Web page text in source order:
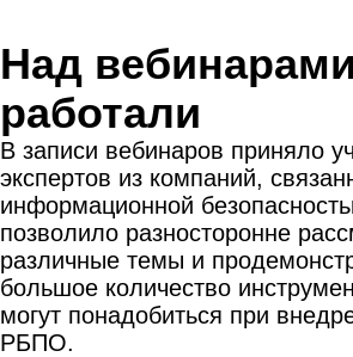
Над вебинарами
работали
В записи вебинаров приняло
экспертов из компаний,
информационной
позволило разносторонне
различные темы и
большое количество
могут понадобиться при
РБПО.